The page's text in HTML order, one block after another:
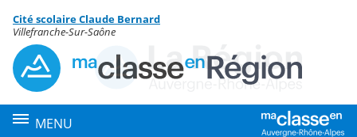
Menu de la rubrique
Contenu
Cité scolaire Claude Bernard
Villefranche-Sur-Saône
MENU